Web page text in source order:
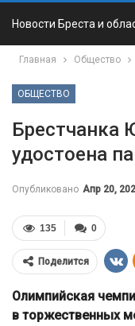
Новости Бреста и
Главная Общество
ОБЩЕСТВО
Брестчанка
удостоена
Опубликовано Апр 20,
0
135
Поделится
Олимпийская
в торжественных